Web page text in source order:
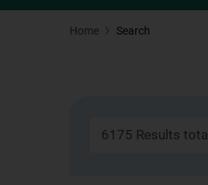
Home Search
6175 Results total